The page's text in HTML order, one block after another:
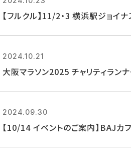
【フルクル】11/2・3 横浜駅ジョイ
2024.10.21
大阪マラソン2025 チャリティラン
2024.09.30
【10/14 イベントのご案内】BAJカ